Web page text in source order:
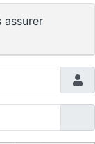
assurer